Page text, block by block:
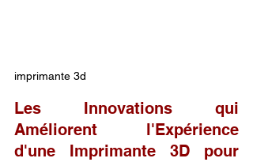
imprimante 3d
Les Innovations qui
Améliorent l'Expérience
d'une Imprimante 3D pour